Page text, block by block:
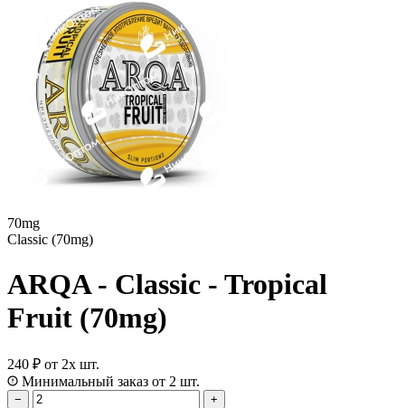
70mg
Classic (70mg)
ARQA - Classic - Tropical
Fruit (70mg)
240 ₽ от 2х шт.
Минимальный заказ от 2 шт.
−
+